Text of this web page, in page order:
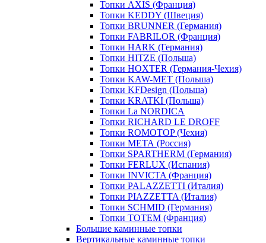
Топки AXIS (Франция)
Топки KEDDY (Швеция)
Топки BRUNNER (Германия)
Топки FABRILOR (Франция)
Топки HARK (Германия)
Топки HITZE (Польша)
Топки HOXTER (Германия-Чехия)
Топки KAW-MET (Польша)
Топки KFDesign (Польша)
Топки KRATKI (Польша)
Топки La NORDICA
Топки RICHARD LE DROFF
Топки ROMOTOP (Чехия)
Топки МЕТА (Россия)
Топки SPARTHERM (Германия)
Топки FERLUX (Испания)
Топки INVICTA (Франция)
Топки PALAZZETTI (Италия)
Топки PIAZZETTA (Италия)
Топки SCHMID (Германия)
Топки TOTEM (Франция)
Большие каминные топки
Вертикальные каминные топки